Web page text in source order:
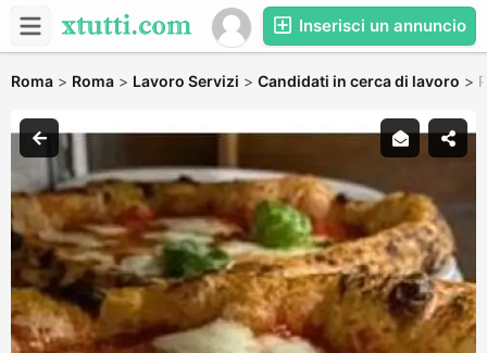
Inserisci un annuncio
Roma > Roma > Lavoro Servizi > Candidati in cerca di lavoro >